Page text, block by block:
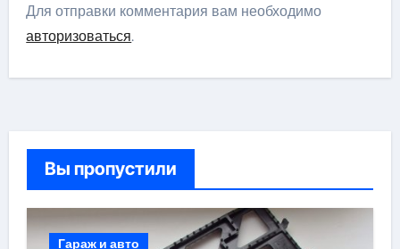
Для отправки комментария вам необходимо
авторизоваться.
Вы пропустили
Гараж и авто